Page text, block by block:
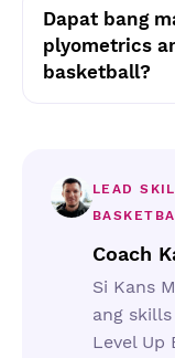
Dapat bang
plyometrics
basketball?
LEAD
Coach
Si Kans
ang
Level Up